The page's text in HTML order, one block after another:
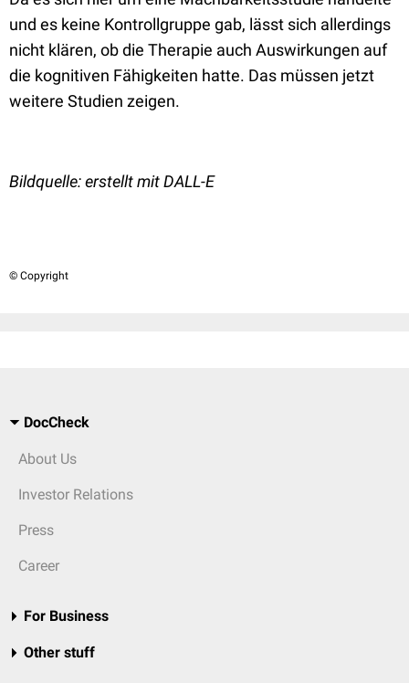
und es keine Kontrollgruppe gab, lässt sich allerdings
nicht klären, ob die Therapie auch Auswirkungen auf
die kognitiven Fähigkeiten hatte. Das müssen jetzt
weitere Studien zeigen.
Bildquelle: erstellt mit DALL-E
© Copyright
DocCheck
About Us
Investor Relations
Press
Career
For Business
Other stuff